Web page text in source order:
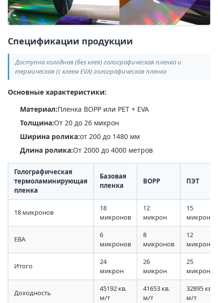
Спецификации продукции
Доступна холодная (без клея) голографическая пленка и
термическая (с клеем EVA) голографическая пленка
Основные характеристики:
Материал:Пленка BOPP или PET + EVA
Толщина:От 20 до 26 микрон
Ширина ролика:от 200 до 1480 мм
Длина ролика:От 2000 до 4000 метров
Голографическая
термоламинирующая
пленка
Базовая
пленка
BOPP ПЭТ
18 микронов
18
микронов
12
микрон
15
микронов
ЕВА
6
микронов
8
микронов
12
микрон
Итого
24
микрон
26
микрон
25
микрон
Доходность
45192 кв.
м/т
41653 кв.
м/т
32895 кв.
м/т